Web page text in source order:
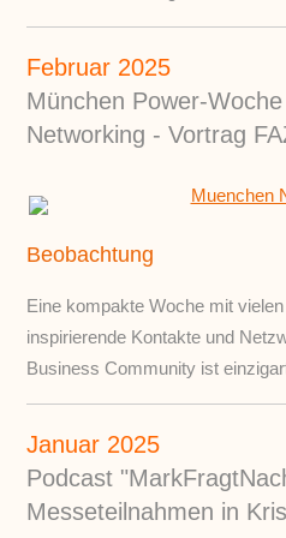
Februar 2025
München Power-
Networking - Vortrag
Beobachtung
Eine kompakte Woche mit
inspirierende Kontakte und
Business Community ist
Januar 2025
Podcast
Messeteilnahmen in